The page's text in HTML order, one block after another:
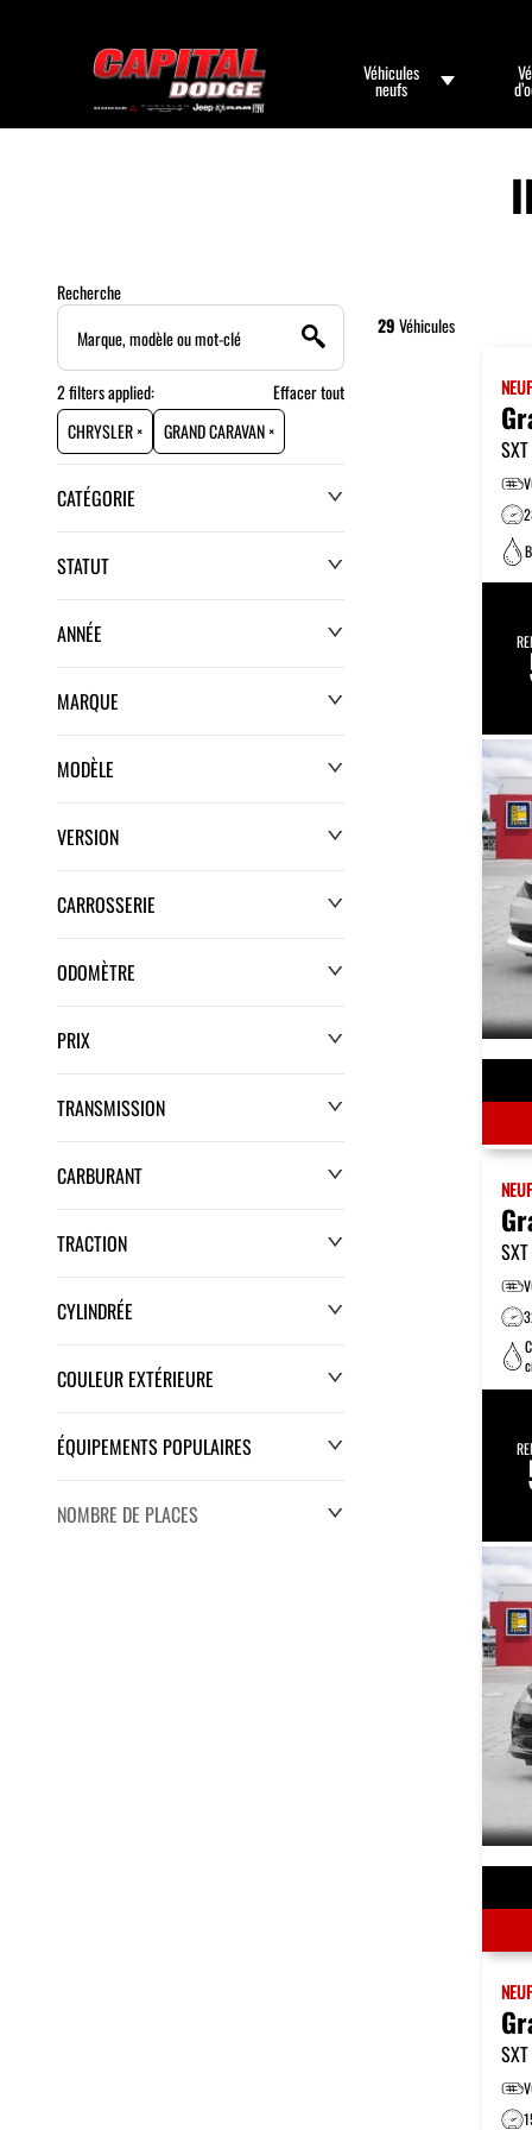
Véhicules
neufs
Recherche
2filtersapplied:
Effacer tout
CHRYSLER ×
GRAND CARAVAN ×
CATÉGORIE
STATUT
ANNÉE
MARQUE
MODÈLE
VERSION
CARROSSERIE
ODOMÈTRE
PRIX
0 $
TRANSMISSION
CARBURANT
TRACTION
CYLINDRÉE
COULEUR EXTÉRIEURE
ÉQUIPEMENTS POPULAIRES
NOMBRE DE PLACES
29Véhicules
SXT
SXT
SXT